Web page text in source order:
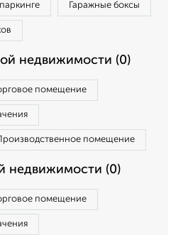
Гаражные боксы
недвижимости (0)
помещение
помещение
недвижимости (0)
помещение